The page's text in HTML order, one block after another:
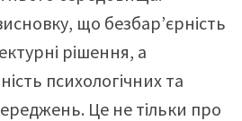
що безбар’єрність
рішення, а
психологічних та
Це не тільки про